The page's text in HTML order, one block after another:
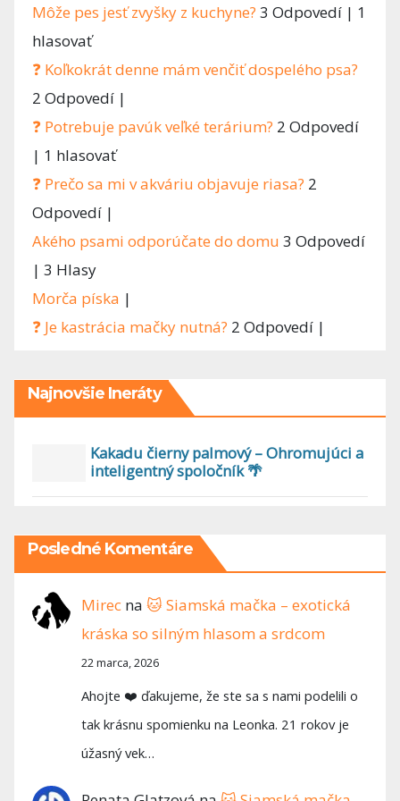
Môže pes jesť zvyšky z kuchyne? 3 Odpovedí | 1
hlasovať
❓ Koľkokrát denne mám venčiť dospelého psa?
2 Odpovedí |
❓ Potrebuje pavúk veľké terárium? 2 Odpovedí
| 1 hlasovať
❓ Prečo sa mi v akváriu objavuje riasa? 2
Odpovedí |
Akého psami odporúčate do domu 3 Odpovedí
| 3 Hlasy
Morča píska |
❓ Je kastrácia mačky nutná? 2 Odpovedí |
Najnovšie Ineráty
Kakadu čierny palmový – Ohromujúci a
inteligentný spoločník 🌴
Posledné Komentáre
Mirec na🐱 Siamská mačka – exotická
kráska so silným hlasom a srdcom
22 marca, 2026
Ahojte ❤️ ďakujeme, že ste sa s nami podelili o
tak krásnu spomienku na Leonka. 21 rokov je
úžasný vek…